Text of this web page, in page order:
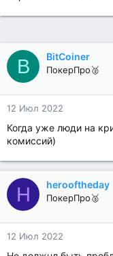
B BitCoiner
ПокерПро🥈
12 Июл 2022
Когда уже люди на
комиссий)
H herooftheday
ПокерПро🥈
12 Июл 2022